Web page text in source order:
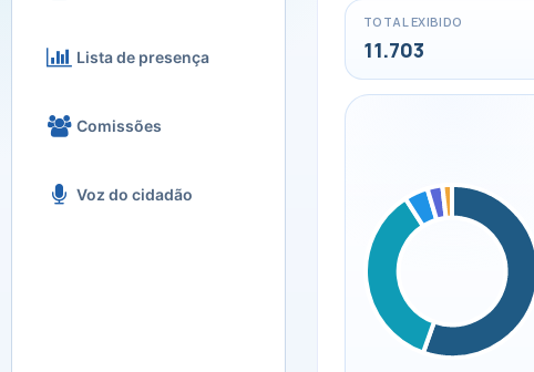
Lista de presença
Comissões
Voz do cidadão
TOTAL EXIBIDO
11.703